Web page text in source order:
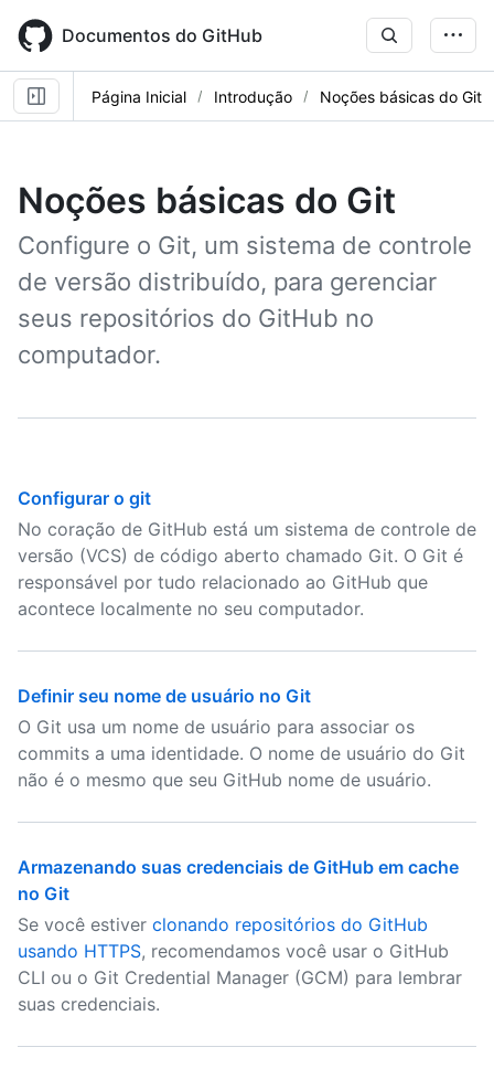
main
content
Documentos do GitHub
Página Inicial Introdução Noções básicas do Git
Noções básicas do Git
Configure o Git, um sistema de controle
de versão distribuído, para gerenciar
seus repositórios do GitHub no
computador.
Configurar o git
No coração de GitHub está um sistema de controle de
versão (VCS) de código aberto chamado Git. O Git é
responsável por tudo relacionado ao GitHub que
acontece localmente no seu computador.
Definir seu nome de usuário no Git
O Git usa um nome de usuário para associar os
commits a uma identidade. O nome de usuário do Git
não é o mesmo que seu GitHub nome de usuário.
Armazenando suas credenciais de GitHub em cache
no Git
Se você estiver clonando repositórios do GitHub
usando HTTPS, recomendamos você usar o GitHub
CLI ou o Git Credential Manager (GCM) para lembrar
suas credenciais.